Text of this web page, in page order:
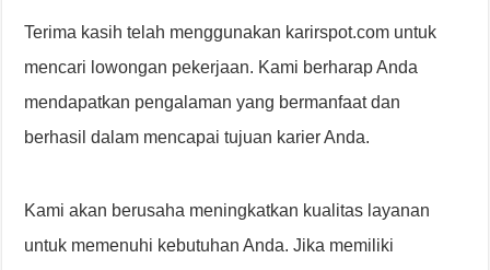
Terima kasih telah menggunakan karirspot.com untuk
mencari lowongan pekerjaan. Kami berharap Anda
mendapatkan pengalaman yang bermanfaat dan
berhasil dalam mencapai tujuan karier Anda.
Kami akan berusaha meningkatkan kualitas layanan
untuk memenuhi kebutuhan Anda. Jika memiliki